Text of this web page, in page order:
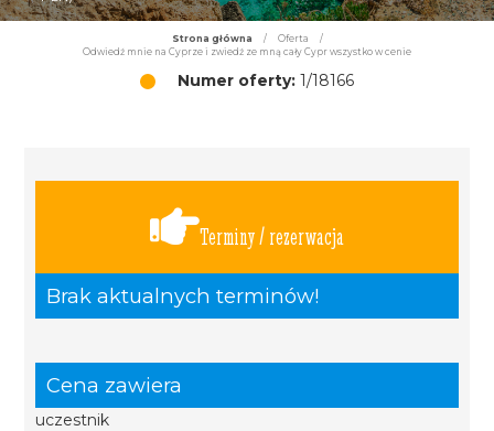
Strona główna / Oferta
/
Odwiedź mnie na Cyprze i zwiedź ze mną cały Cypr wszystko w cenie
Numer oferty: 1/18166
Terminy / rezerwacja
Brak aktualnych terminów!
Cena zawiera
uczestnik